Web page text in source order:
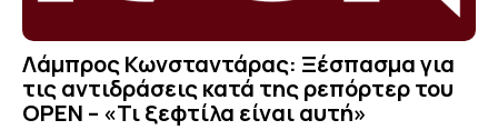
Λάμπρος Κωνσταντάρας: Ξέσπασμα για
τις αντιδράσεις κατά της ρεπόρτερ του
OPEN – «Τι ξεφτίλα είναι αυτή»